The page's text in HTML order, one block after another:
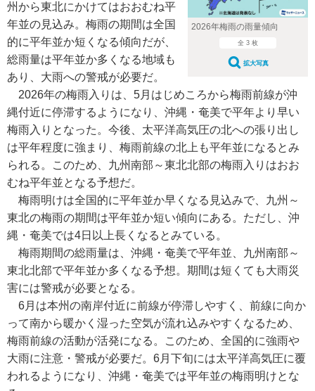
2026年梅雨の雨量傾向
全 3 枚
拡大写真
州から東北にかけてはおおむね平
年並の見込み。梅雨の期間は全国
的に平年並か短くなる傾向だが、
総雨量は平年並か多くなる地域も
あり、大雨への警戒が必要だ。
2026年の梅雨入りは、5月はじめころから梅雨前線が沖
縄付近に停滞するようになり、沖縄・奄美で平年より早い
梅雨入りとなった。今後、太平洋高気圧の北への張り出し
は平年程度に強まり、梅雨前線の北上も平年並になるとみ
られる。このため、九州南部～東北北部の梅雨入りはおお
むね平年並となる予想だ。
梅雨明けは全国的に平年並か早くなる見込みで、九州～
東北の梅雨の期間は平年並か短い傾向にある。ただし、沖
縄・奄美では4日以上長くなるとみている。
梅雨期間の総雨量は、沖縄・奄美で平年並、九州南部～
東北北部で平年並か多くなる予想。期間は短くても大雨災
害には警戒が必要となる。
6月は本州の南岸付近に前線が停滞しやすく、前線に向か
って南から暖かく湿った空気が流れ込みやすくなるため、
梅雨前線の活動が活発になる。このため、全国的に強雨や
大雨に注意・警戒が必要だ。6月下旬には太平洋高気圧に覆
われるようになり、沖縄・奄美では平年並の梅雨明けとな